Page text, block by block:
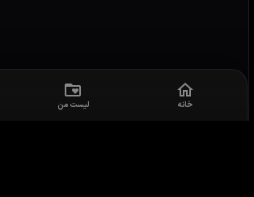
خانه لیست من